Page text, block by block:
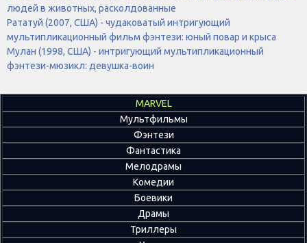
людей в животных, расколдованные
Рататуй (2007, США) - чудаковатый интригующий
мультипликационный фильм фэнтези: юный повар и крыса
Мулан (1998, США) - интригующий мультипликационный
фэнтези-мюзикл: девушка-воин
MARVEL
Мультфильмы
Фэнтези
Фантастика
Мелодрамы
Комедии
Боевики
Драмы
Триллеры